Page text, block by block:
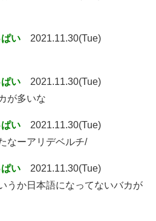
い
2021.11.30(Tue)
い
2021.11.30(Tue)
が多いな
い
2021.11.30(Tue)
なーアリデベルチ/
い
2021.11.30(Tue)
うか日本語になってないバカが